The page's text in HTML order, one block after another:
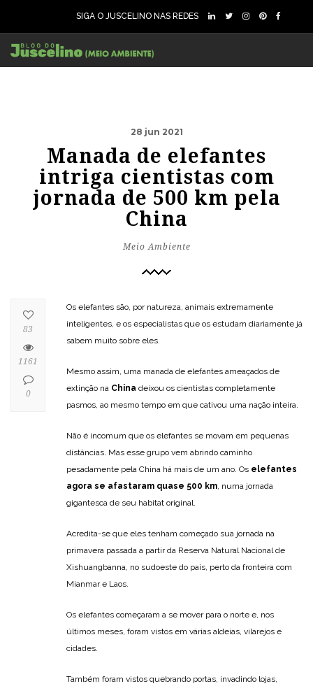
SIGA O JUSCELINO NAS REDES
28 jun 2021
Manada de elefantes
intriga cientistas com
jornada de 500 km pela
China
Meio Ambiente
Os elefantes são, por natureza, animais extremamente
inteligentes, e os especialistas que os estudam diariamente já
sabem muito sobre eles.
Mesmo assim, uma manada de elefantes ameaçados de
extinção na China deixou os cientistas completamente
pasmos, ao mesmo tempo em que cativou uma nação inteira.
Não é incomum que os elefantes se movam em pequenas
distâncias. Mas esse grupo vem abrindo caminho
pesadamente pela China há mais de um ano. Os elefantes
agora se afastaram quase 500 km, numa jornada
gigantesca de seu habitat original.
Acredita-se que eles tenham começado sua jornada na
primavera passada a partir da Reserva Natural Nacional de
Xishuangbanna, no sudoeste do país, perto da fronteira com
Mianmar e Laos.
Os elefantes começaram a se mover para o norte e, nos
últimos meses, foram vistos em várias aldeias, vilarejos e
cidades.
Também foram vistos quebrando portas, invadindo lojas,
83
1161
0